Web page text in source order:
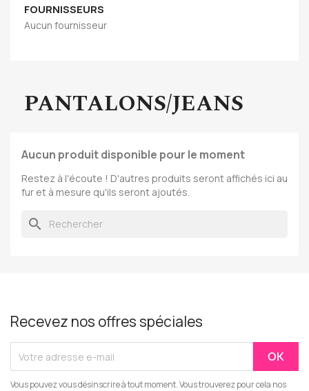
FOURNISSEURS
Aucun fournisseur
PANTALONS/JEANS
Aucun produit disponible pour le moment
Restez à l'écoute ! D'autres produits seront affichés ici au
fur et à mesure qu'ils seront ajoutés.
search
Recevez nos offres spéciales
Vous pouvez vous désinscrire à tout moment. Vous trouverez pour cela nos